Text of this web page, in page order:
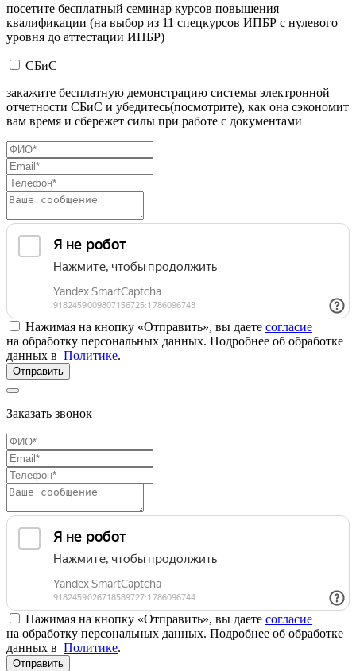
посетите бесплатный семинар курсов повышения
квалификации (на выбор из 11 спецкурсов ИПБР с нулевого
уровня до аттестации ИПБР)
СБиС
закажите бесплатную демонстрацию системы электронной
отчетности СБиС и убедитесь(посмотрите), как она сэкономит
вам время и сбережет силы при работе с документами
Нажимая на кнопку «Отправить», вы даете согласие
на обработку персональных данных. Подробнее об обработке
данных в Политике.
Отправить
Заказать звонок
Нажимая на кнопку «Отправить», вы даете согласие
на обработку персональных данных. Подробнее об обработке
данных в Политике.
Отправить